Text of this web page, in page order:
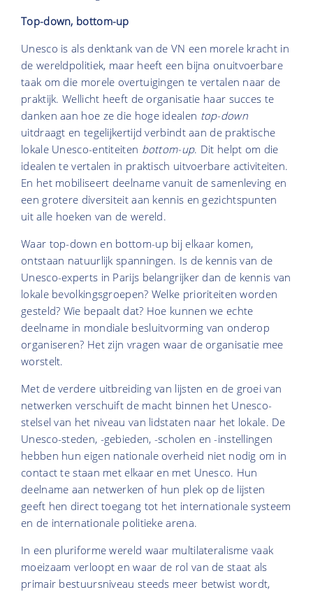
Top-down, bottom-up
Unesco is als denktank van de VN een morele kracht in
de wereldpolitiek, maar heeft een bijna onuitvoerbare
taak om die morele overtuigingen te vertalen naar de
praktijk. Wellicht heeft de organisatie haar succes te
danken aan hoe ze die hoge idealen top-down
uitdraagt en tegelijkertijd verbindt aan de praktische
lokale Unesco-entiteiten bottom-up. Dit helpt om die
idealen te vertalen in praktisch uitvoerbare activiteiten.
En het mobiliseert deelname vanuit de samenleving en
een grotere diversiteit aan kennis en gezichtspunten
uit alle hoeken van de wereld.
Waar top-down en bottom-up bij elkaar komen,
ontstaan natuurlijk spanningen. Is de kennis van de
Unesco-experts in Parijs belangrijker dan de kennis van
lokale bevolkingsgroepen? Welke prioriteiten worden
gesteld? Wie bepaalt dat? Hoe kunnen we echte
deelname in mondiale besluitvorming van onderop
organiseren? Het zijn vragen waar de organisatie mee
worstelt.
Met de verdere uitbreiding van lijsten en de groei van
netwerken verschuift de macht binnen het Unesco-
stelsel van het niveau van lidstaten naar het lokale. De
Unesco-steden, -gebieden, -scholen en -instellingen
hebben hun eigen nationale overheid niet nodig om in
contact te staan met elkaar en met Unesco. Hun
deelname aan netwerken of hun plek op de lijsten
geeft hen direct toegang tot het internationale systeem
en de internationale politieke arena.
In een pluriforme wereld waar multilateralisme vaak
moeizaam verloopt en waar de rol van de staat als
primair bestuursniveau steeds meer betwist wordt,